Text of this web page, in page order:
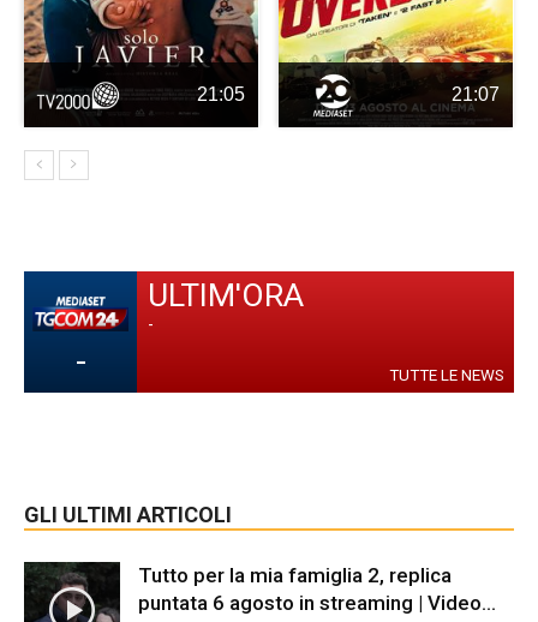
21:05 21:07
-
ULTIM'ORA
-
TUTTE LE NEWS
GLI ULTIMI ARTICOLI
Tutto per la mia famiglia 2, replica
puntata 6 agosto in streaming | Video...